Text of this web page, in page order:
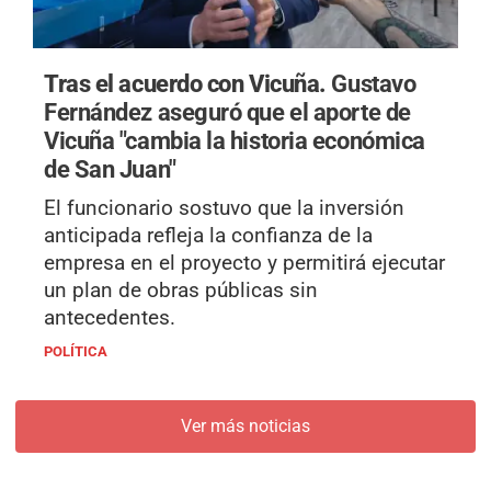
Tras el acuerdo con Vicuña. Gustavo
Fernández aseguró que el aporte de
Vicuña "cambia la historia económica
de San Juan"
El funcionario sostuvo que la inversión
anticipada refleja la confianza de la
empresa en el proyecto y permitirá ejecutar
un plan de obras públicas sin
antecedentes.
POLÍTICA
Ver más noticias